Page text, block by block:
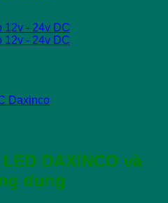
Daxinco
DAXINCO và
dụng